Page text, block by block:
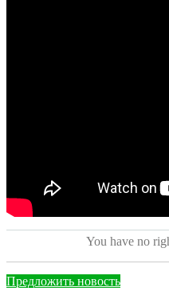
You have no
Предложить новость